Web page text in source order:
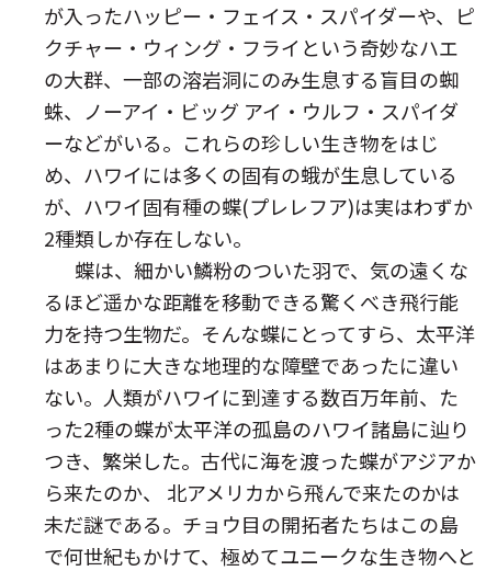
が入ったハッピー・フェイス・スパイダーや、ピ
クチャー・ウィング・フライという奇妙なハエ
の大群、一部の溶岩洞にのみ生息する盲目の蜘
蛛、ノーアイ・ビッグ アイ・ウルフ・スパイダ
ーなどがいる。これらの珍しい生き物をはじ
め、ハワイには多くの固有の蛾が生息している
が、ハワイ固有種の蝶(プレレフア)は実はわずか
2種類しか存在しない。
蝶は、細かい鱗粉のついた羽で、気の遠くな
るほど遥かな距離を移動できる驚くべき飛行能
力を持つ生物だ。そんな蝶にとってすら、太平洋
はあまりに大きな地理的な障壁であったに違い
ない。人類がハワイに到達する数百万年前、た
った2種の蝶が太平洋の孤島のハワイ諸島に辿り
つき、繁栄した。古代に海を渡った蝶がアジアか
ら来たのか、 北アメリカから飛んで来たのかは
未だ謎である。チョウ目の開拓者たちはこの島
で何世紀もかけて、極めてユニークな生き物へと